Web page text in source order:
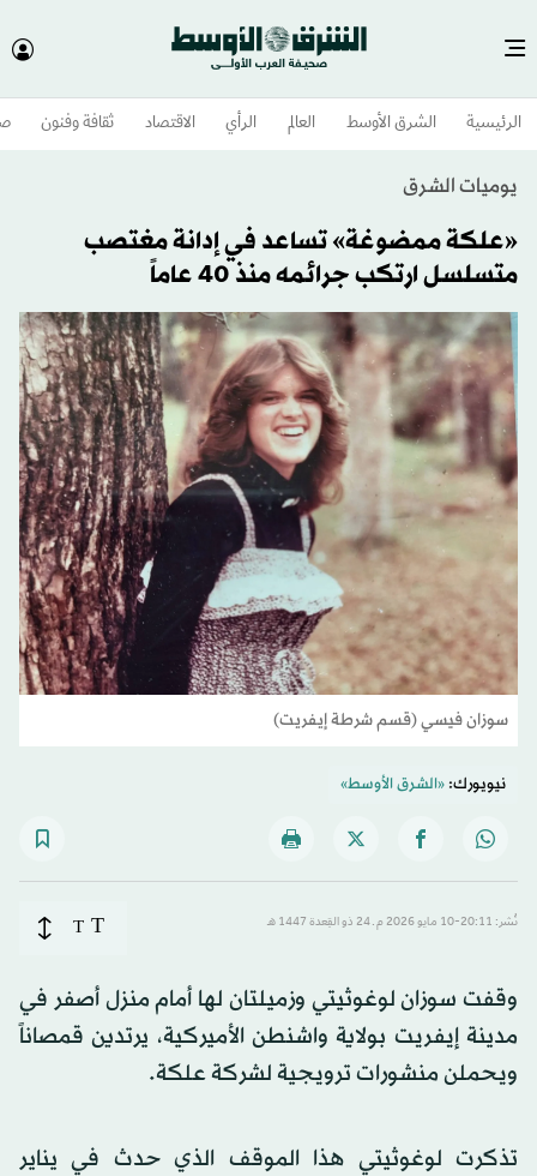
الرئيسية الشرق الأوسط​ العالم الرأي الاقتصاد ثقافة وفنون
يوميات الشرق
«علكة ممضوغة» تساعد في إدانة مغتصب
متسلسل ارتكب جرائمه منذ 40 عاماً
سوزان فيسي (قسم شرطة إيفريت)
نيويورك:«الشرق الأوسط»
نُشر: 20:11-10 مايو 2026 م ـ 24 ذو القِعدة 1447 هـ T
T
وقفت سوزان لوغوثيتي وزميلتان لها أمام منزل أصفر في
مدينة إيفريت بولاية واشنطن الأميركية، يرتدين قمصاناً
ويحملن منشورات ترويجية لشركة علكة.
تذكرت لوغوثيتي هذا الموقف الذي حدث في يناير